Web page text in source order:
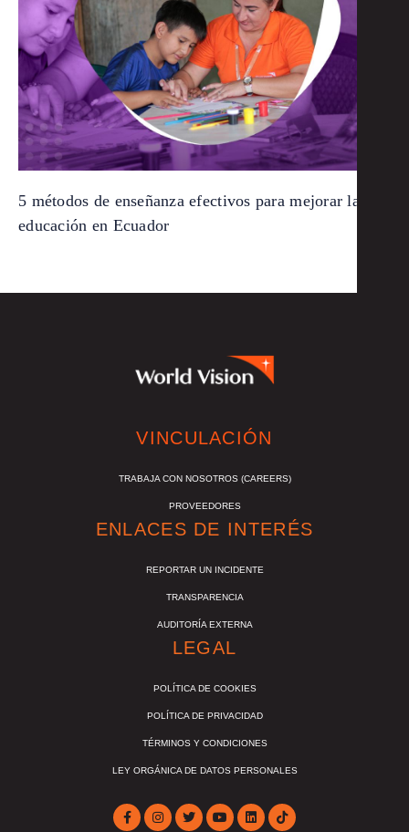
5 métodos de enseñanza efectivos para mejorar la
educación en Ecuador
VINCULACIÓN
TRABAJA CON NOSOTROS (CAREERS)
PROVEEDORES
ENLACES DE INTERÉS
REPORTAR UN INCIDENTE
TRANSPARENCIA
AUDITORÍA EXTERNA
LEGAL
POLÍTICA DE COOKIES
POLÍTICA DE PRIVACIDAD
TÉRMINOS Y CONDICIONES
LEY ORGÁNICA DE DATOS PERSONALES